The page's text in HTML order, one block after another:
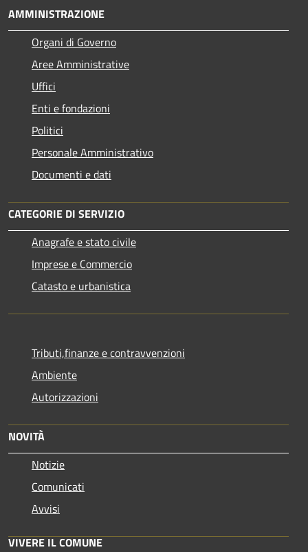
AMMINISTRAZIONE
Organi di Governo
Aree Amministrative
Uffici
Enti e fondazioni
Politici
Personale Amministrativo
Documenti e dati
CATEGORIE DI SERVIZIO
Anagrafe e stato civile
Imprese e Commercio
Catasto e urbanistica
Tributi,finanze e contravvenzioni
Ambiente
Autorizzazioni
NOVITÀ
Notizie
Comunicati
Avvisi
VIVERE IL COMUNE